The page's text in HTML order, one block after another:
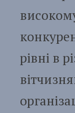
рівні в